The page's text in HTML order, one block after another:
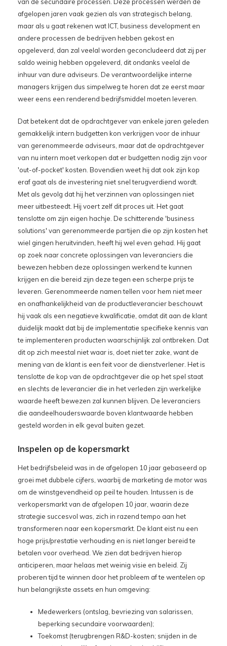
van de secundaire processen. Deze processen werden de
afgelopen jaren vaak gezien als van strategisch belang,
maar als u gaat rekenen wat ICT, business development en
andere processen de bedrijven hebben gekost en
opgeleverd, dan zal veelal worden geconcludeerd dat zij per
saldo weinig hebben opgeleverd, dit ondanks veelal de
inhuur van dure adviseurs. De verantwoordelijke interne
managers krijgen dus simpelweg te horen dat ze eerst maar
weer eens een renderend bedrijfsmiddel moeten leveren.
Dat betekent dat de opdrachtgever van enkele jaren geleden
gemakkelijk intern budgetten kon verkrijgen voor de inhuur
van gerenommeerde adviseurs, maar dat de opdrachtgever
van nu intern moet verkopen dat er budgetten nodig zijn voor
'out-of-pocket' kosten. Bovendien weet hij dat ook zijn kop
eraf gaat als de investering niet snel terugverdiend wordt.
Met als gevolg dat hij het verzinnen van oplossingen niet
meer uitbesteedt. Hij voert zelf dit proces uit. Het gaat
tenslotte om zijn eigen hachje. De schitterende 'business
solutions' van gerenommeerde partijen die op zijn kosten het
wiel gingen heruitvinden, heeft hij wel even gehad. Hij gaat
op zoek naar concrete oplossingen van leveranciers die
bewezen hebben deze oplossingen werkend te kunnen
krijgen en die bereid zijn deze tegen een scherpe prijs te
leveren. Gerenommeerde namen tellen voor hem niet meer
en onafhankelijkheid van de productleverancier beschouwt
hij vaak als een negatieve kwalificatie, omdat dit aan de klant
duidelijk maakt dat bij de implementatie specifieke kennis van
te implementeren producten waarschijnlijk zal ontbreken. Dat
dit op zich meestal niet waar is, doet niet ter zake, want de
mening van de klant is een feit voor de dienstverlener. Het is
tenslotte de kop van de opdrachtgever die op het spel staat
en slechts de leverancier die in het verleden zijn werkelijke
waarde heeft bewezen zal kunnen blijven. De leveranciers
die aandeelhouderswaarde boven klantwaarde hebben
gesteld worden in elk geval buiten gezet.
Inspelen op de kopersmarkt
Het bedrijfsbeleid was in de afgelopen 10 jaar gebaseerd op
groei met dubbele cijfers, waarbij de marketing de motor was
om de winstgevendheid op peil te houden. Intussen is de
verkopersmarkt van de afgelopen 10 jaar, waarin deze
strategie succesvol was, zich in razend tempo aan het
transformeren naar een kopersmarkt. De klant eist nu een
hoge prijs/prestatie verhouding en is niet langer bereid te
betalen voor overhead. We zien dat bedrijven hierop
anticiperen, maar helaas met weinig visie en beleid. Zij
proberen tijd te winnen door het probleem af te wentelen op
hun belangrijkste assets en hun omgeving:
Medewerkers (ontslag, bevriezing van salarissen,
beperking secundaire voorwaarden);
Toekomst (terugbrengen R&D-kosten; snijden in de